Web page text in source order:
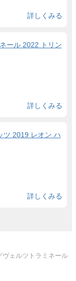
詳しくみる
ール 2022 トリン
詳しくみる
ツ 2019 レオン ハ
詳しくみる
ェルツトラミネール